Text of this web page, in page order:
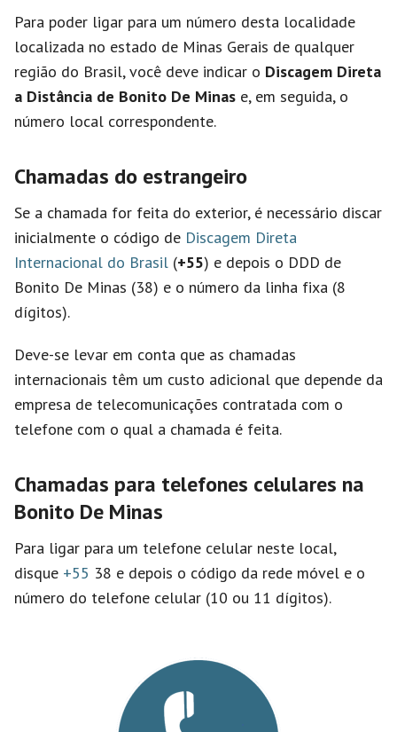
Para poder ligar para um número desta localidade
localizada no estado de Minas Gerais de qualquer
região do Brasil, você deve indicar o Discagem Direta
a Distância de Bonito De Minas e, em seguida, o
número local correspondente.
Chamadas do estrangeiro
Se a chamada for feita do exterior, é necessário discar
inicialmente o código de Discagem Direta
Internacional do Brasil (+55) e depois o DDD de
Bonito De Minas (38) e o número da linha fixa (8
dígitos).
Deve-se levar em conta que as chamadas
internacionais têm um custo adicional que depende da
empresa de telecomunicações contratada com o
telefone com o qual a chamada é feita.
Chamadas para telefones celulares na
Bonito De Minas
Para ligar para um telefone celular neste local,
disque +55 38 e depois o código da rede móvel e o
número do telefone celular (10 ou 11 dígitos).